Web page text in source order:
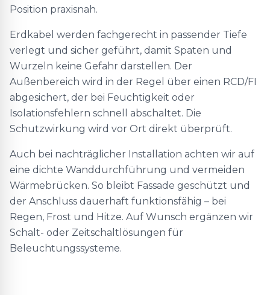
Position praxisnah.
Erdkabel werden fachgerecht in passender Tiefe
verlegt und sicher geführt, damit Spaten und
Wurzeln keine Gefahr darstellen. Der
Außenbereich wird in der Regel über einen RCD/FI
abgesichert, der bei Feuchtigkeit oder
Isolationsfehlern schnell abschaltet. Die
Schutzwirkung wird vor Ort direkt überprüft.
Auch bei nachträglicher Installation achten wir auf
eine dichte Wanddurchführung und vermeiden
Wärmebrücken. So bleibt Fassade geschützt und
der Anschluss dauerhaft funktionsfähig – bei
Regen, Frost und Hitze. Auf Wunsch ergänzen wir
Schalt- oder Zeitschaltlösungen für
Beleuchtungssysteme.